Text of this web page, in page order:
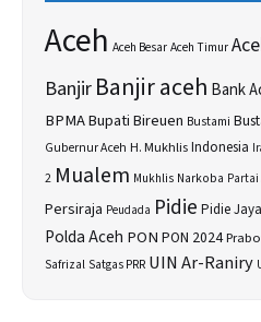
Aceh Aceh BesarAceh Timur
BanjirBanjir aceh Bank
BPMABupati Bireuen Bustami
Gubernur Aceh H. MukhlisIndonesia
2 Mualem Mukhlis Narkoba Partai
Persiraja Peudada Pidie Pidie Jaya
Polda Aceh PON PON 2024
SafrizalSatgas PRR UIN Ar-Raniry